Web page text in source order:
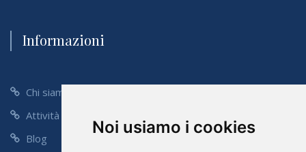
Noi usiamo i cookies
Informazioni
Chi siamo
Attività
Blog